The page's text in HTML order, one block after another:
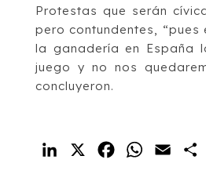
Protestas que serán
pero contundentes, “pues
la ganadería en España
juego y no nos
concluyeron.
LinkedIn FacebookWhatsApp
Email